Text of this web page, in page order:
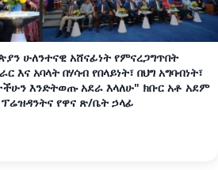
ሁለንተናዊ አሸናፊነት የምናረጋግጥበት
አባላት በሃሳብ የበላይነት፣ በህግ አግባብነት፣
እንድትወጡ አደራ እላለሁ" ክቡር አቶ አደም
የዋና ጽ/ቤት ኃላፊ